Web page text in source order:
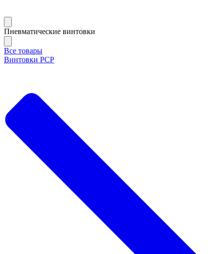
Пневматические винтовки
Все товары
Винтовки PCP